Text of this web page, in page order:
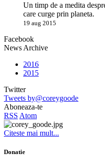
Un timp de a medita
care curge prin planeta.
19 aug 2015
Facebook
News Archive
2016
2015
Twitter
Tweets by@coreygoode
Aboneaza-te
RSS Atom
Citeste mai mult...
Donatie